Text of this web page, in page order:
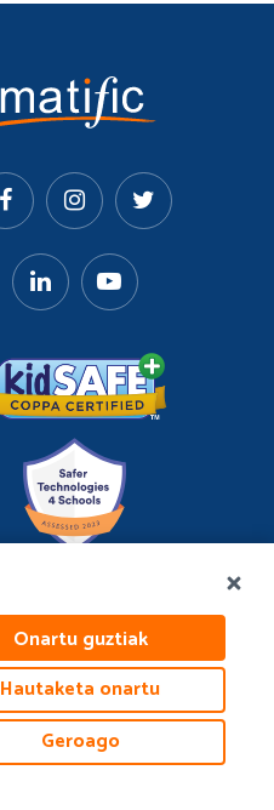
Onartu guztiak
Hautaketa onartu
Geroago